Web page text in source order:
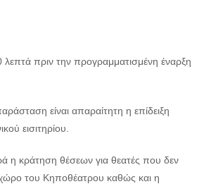
πριν την προγραμματισμένη έναρξη
είναι απαραίτητη η επίδειξη
εισιτηρίου.
η κράτηση θέσεων για θεατές που δεν
του Κηποθέατρου καθώς και η